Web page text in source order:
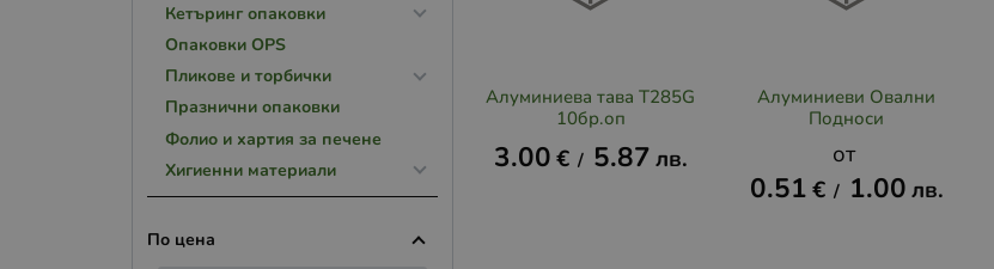
Алуминиева тава T285G
10бр.оп
3.00€ / 5.87лв.
Алуминиеви Овални
Подноси
0.51€ / 1.00лв.
Кетъринг опаковки
Опаковки OPS
Пликове и торбички
Празнични опаковки
Фолио и хартия за печене
Хигиенни материали
По цена